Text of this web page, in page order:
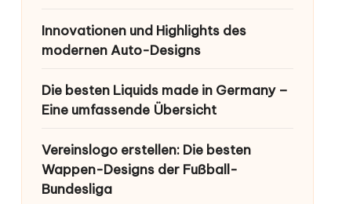
Innovationen und Highlights des
modernen Auto-Designs
Die besten Liquids made in Germany –
Eine umfassende Übersicht
Vereinslogo erstellen: Die besten
Wappen-Designs der Fußball-
Bundesliga